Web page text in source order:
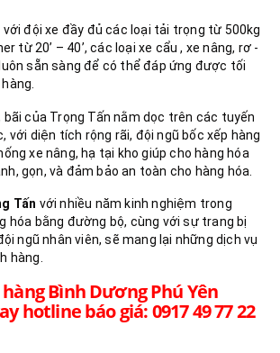
đội xe đầy đủ các loại tải trọng từ 500kg
từ 20’ – 40’, các loại xe cẩu , xe nâng, rơ -
sẵn sàng để có thể đáp ứng được tối
bãi của Trọng Tấn nằm dọc trên các tuyến
với diện tích rộng rãi, đội ngũ bốc xếp hàng
xe nâng, hạ tại kho giúp cho hàng hóa
gọn, và đảm bảo an toàn cho hàng hóa.
Tấn với nhiều năm kinh nghiệm trong
hóa bằng đường bộ, cùng với sự trang bị
ngũ nhân viên, sẽ mang lại những dịch vụ
hàng.
Bình Dương Phú Yên
hotline báo giá: 0917 49 77 22